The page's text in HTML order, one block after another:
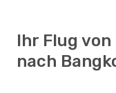
Ihr Flug
nach